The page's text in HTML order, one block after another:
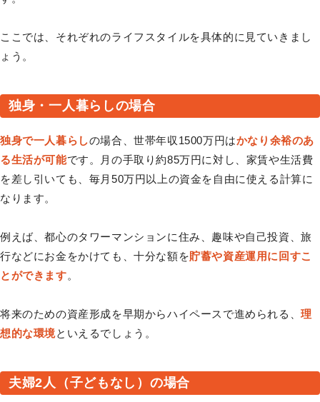
ここでは、それぞれのライフスタイルを具体的に見ていきまし
ょう。
独身・一人暮らしの場合
独身で一人暮らしの場合、世帯年収1500万円はかなり余裕のあ
る生活が可能です。月の手取り約85万円に対し、家賃や生活費
を差し引いても、毎月50万円以上の資金を自由に使える計算に
なります。
例えば、都心のタワーマンションに住み、趣味や自己投資、旅
行などにお金をかけても、十分な額を貯蓄や資産運用に回すこ
とができます。
将来のための資産形成を早期からハイペースで進められる、理
想的な環境といえるでしょう。
夫婦2人（子どもなし）の場合